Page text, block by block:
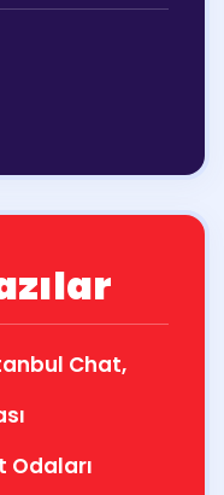
Chat,
Odaları